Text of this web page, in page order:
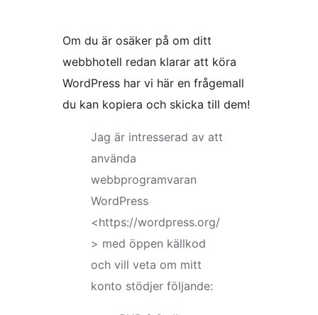
Om du är osäker på om ditt
webbhotell redan klarar att köra
WordPress har vi här en frågemall
du kan kopiera och skicka till dem!
Jag är intresserad av att
använda
webbprogramvaran
WordPress
<https://wordpress.org/
> med öppen källkod
och vill veta om mitt
konto stödjer följande: